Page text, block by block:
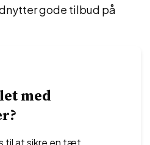
gode tilbud på
med
til at sikre en tæt